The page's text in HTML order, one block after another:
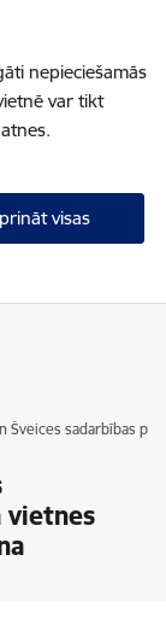
nepieciešamās
var tikt
visas
Šveices sadarbības
vietnes